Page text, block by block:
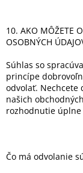
10. AKO MÔŽETE
OSOBNÝCH
Súhlas so
princípe
odvolať. Nechcete
našich
rozhodnutie
Čo má odvolanie